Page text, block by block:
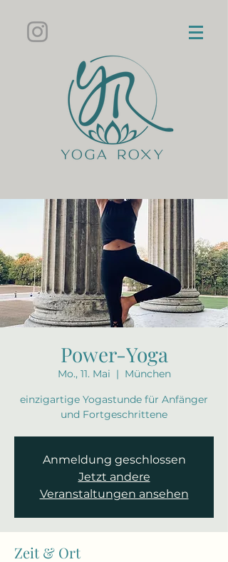
Power-Yoga
Mo., 11. Mai
  |
München
einzigartige Yogastunde für Anfänger
und Fortgeschrittene
Anmeldung geschlossen
Jetzt andere
Veranstaltungen ansehen
Zeit & Ort